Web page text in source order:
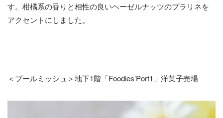
す。柑橘系の香りと相性の良いヘーゼルナッツのプラリネを
アクセントにしました。
＜ブールミッシュ＞地下1階「Foodies’Port1」洋菓子売場